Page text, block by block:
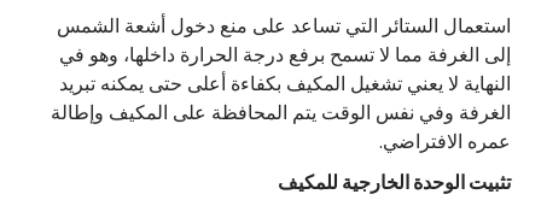
استعمال الستائر التي تساعد على منع دخول أشعة الشمس
إلى الغرفة مما لا تسمح برفع درجة الحرارة داخلها، وهو في
النهاية لا يعني تشغيل المكيف بكفاءة أعلى حتى يمكنه تبريد
الغرفة وفي نفس الوقت يتم المحافظة على المكيف وإطالة
عمره الافتراضي.
تثبيت الوحدة الخارجية للمكيف